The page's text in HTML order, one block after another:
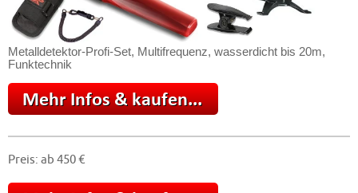
Metalldetektor-Profi-Set, Multifrequenz, wasserdicht bis 20m,
Funktechnik
Preis: ab 450 €